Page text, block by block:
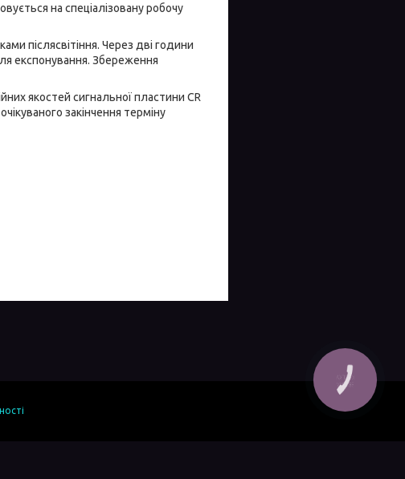
на спеціалізовану робочу
післясвітіння. Через дві години
експонування. Збереження
якостей сигнальної пластини CR
закінчення терміну
КНОПКА
ЗВ'ЯЗКУ